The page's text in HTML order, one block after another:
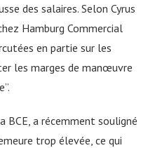
des salaires. Selon Cyrus
Hamburg Commercial
en partie sur les
les marges de manœuvre
BCE, a récemment souligné
trop élevée, ce qui